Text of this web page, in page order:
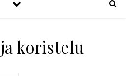
koristelu